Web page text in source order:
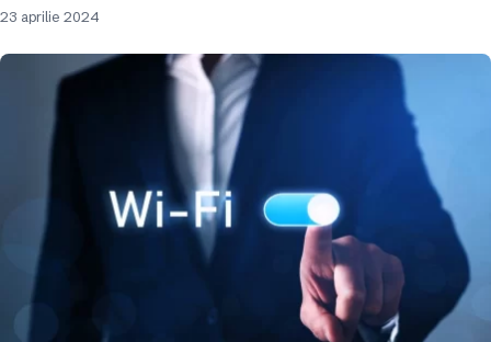
23 aprilie 2024